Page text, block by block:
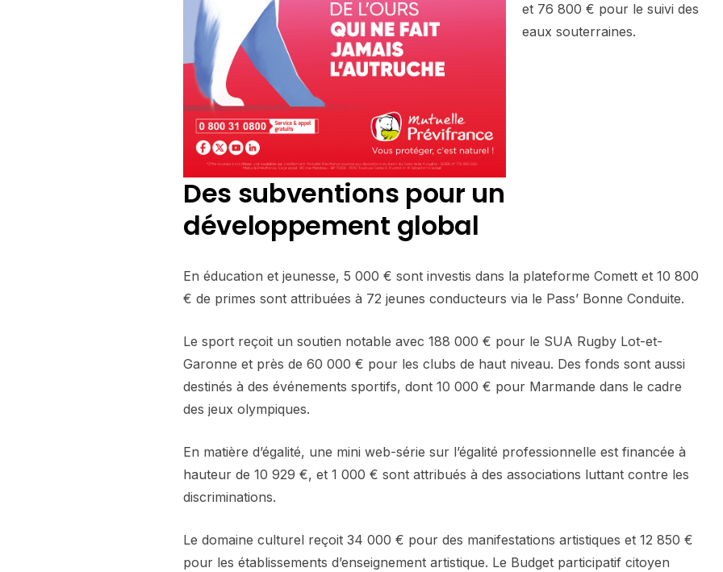
et 76 800 € pour le suivi des
eaux souterraines.
Des subventions pour un
développement global
En éducation et jeunesse, 5 000 € sont investis dans la plateforme Comett et 10 800
€ de primes sont attribuées à 72 jeunes conducteurs via le Pass’ Bonne Conduite.
Le sport reçoit un soutien notable avec 188 000 € pour le SUA Rugby Lot-et-
Garonne et près de 60 000 € pour les clubs de haut niveau. Des fonds sont aussi
destinés à des événements sportifs, dont 10 000 € pour Marmande dans le cadre
des jeux olympiques.
En matière d’égalité, une mini web-série sur l’égalité professionnelle est financée à
hauteur de 10 929 €, et 1 000 € sont attribués à des associations luttant contre les
discriminations.
Le domaine culturel reçoit 34 000 € pour des manifestations artistiques et 12 850 €
pour les établissements d’enseignement artistique. Le Budget participatif citoyen